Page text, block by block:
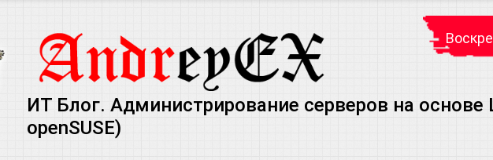
ИТ Блог. Администрирование серверов на основе
openSUSE)